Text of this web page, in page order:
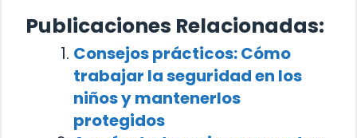
Publicaciones Relacionadas:
Consejos prácticos: Cómo
trabajar la seguridad en los
niños y mantenerlos
protegidos